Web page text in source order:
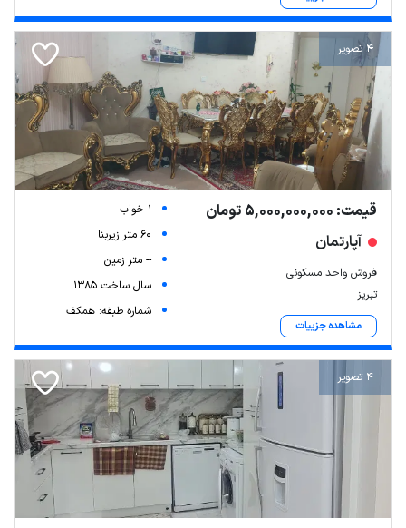
4 تصویر
قیمت: 5,000,000,000 تومان
آپارتمان
فروش واحد مسکونی
تبریز
مشاهده جزییات
1 خواب
60 متر زیربنا
-- متر زمین
سال ساخت 1385
شماره طبقه: همکف
4 تصویر